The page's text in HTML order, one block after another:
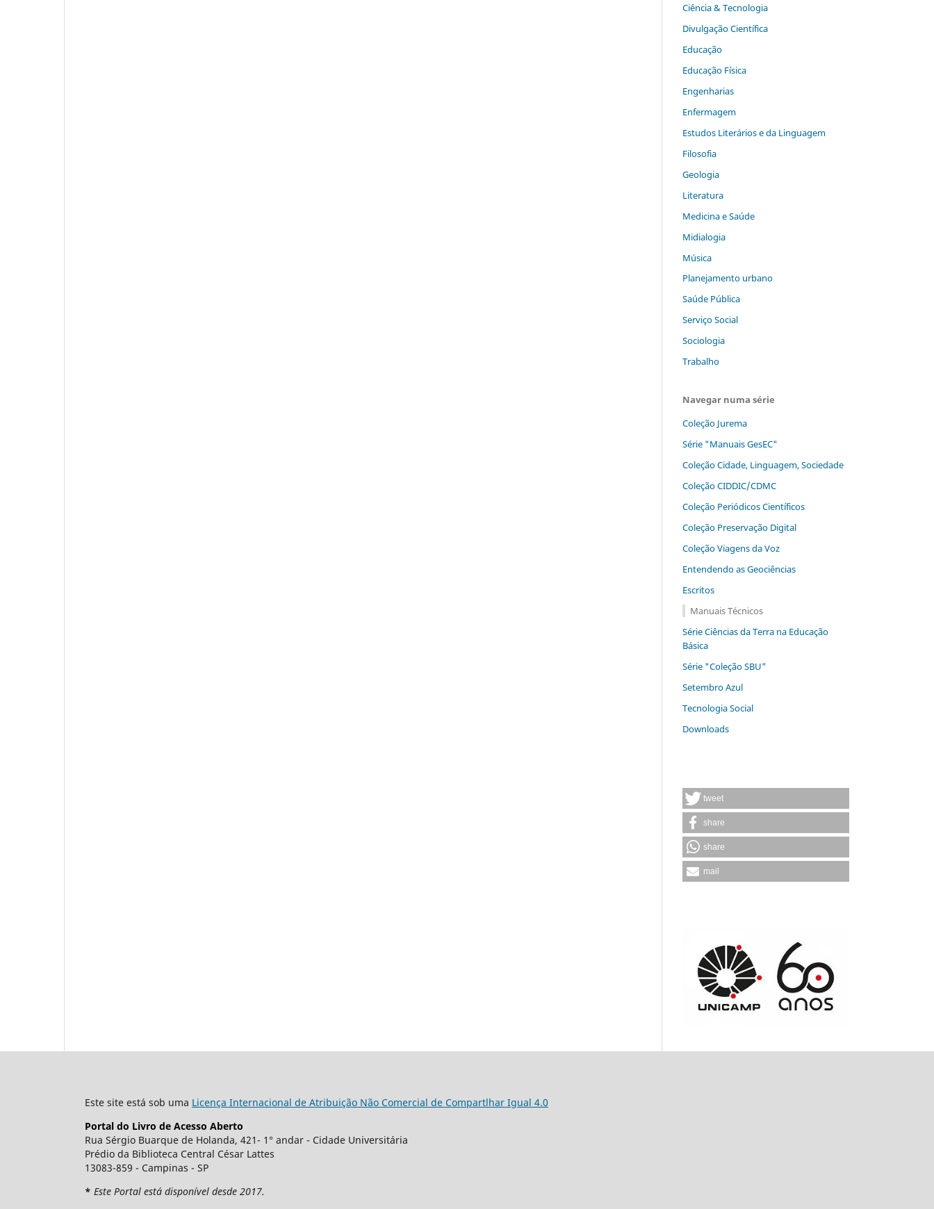
Ciência & Tecnologia
Divulgação Científica
Educação
Educação Física
Engenharias
Enfermagem
Estudos Literários e da Linguagem
Filosofia
Geologia
Literatura
Medicina e Saúde
Midialogia
Música
Planejamento urbano
Saúde Pública
Serviço Social
Sociologia
Trabalho
Navegar numa série
Coleção Jurema
Série "Manuais GesEC"
Coleção Cidade, Linguagem, Sociedade
Coleção CIDDIC/CDMC
Coleção Periódicos Científicos
Coleção Preservação Digital
Coleção Viagens da Voz
Entendendo as Geociências
Escritos
Manuais Técnicos
Série Ciências da Terra na Educação
Básica
Série "Coleção SBU"
Setembro Azul
Tecnologia Social
Downloads
tweet
share
share
mail
Este site está sob uma Licença Internacional de Atribuição Não Comercial de Compartlhar Igual 4.0
Portal do Livro de Acesso Aberto
Rua Sérgio Buarque de Holanda, 421- 1° andar - Cidade Universitária
Prédio da Biblioteca Central César Lattes
13083-859 - Campinas - SP
* Este Portal está disponível desde 2017.